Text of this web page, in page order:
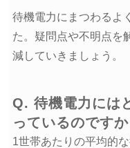
待機電力にまつわるよ
た。疑問点や不明点を
減していきましょう。
Q. 待機電力には
っているのですか
1世帯あたりの平均的